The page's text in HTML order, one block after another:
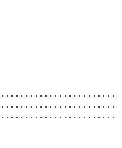
. . . . . . . . . . . . . . . . . . . . . . .
. . . . . . . . . . . . . . . . . . . . . . .
. . . . . . . . . . . . . . . . . . . . . . .